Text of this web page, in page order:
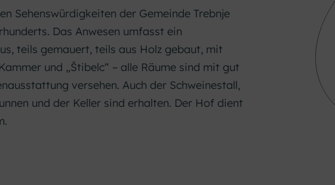
Sehenswürdigkeiten der Gemeinde Trebnje
Das Anwesen umfasst ein
teils gemauert, teils aus Holz gebaut, mit
und „Štibelc“ – alle Räume sind mit gut
versehen. Auch der Schweinestall,
und der Keller sind erhalten. Der Hof dient